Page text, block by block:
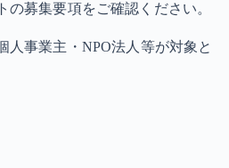
の募集要項をご確認ください。
人事業主・NPO法人等が対象と